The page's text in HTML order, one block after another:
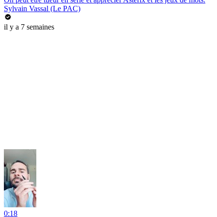
Sylvain Vassal (Le PAC)
il y a 7 semaines
0:18